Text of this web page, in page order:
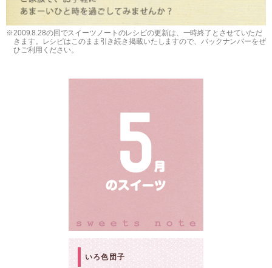
※2009.8.28の回でスイーツノートのレシピの更新は、一時終了とさせていただ
きます。レシピはこのまま引き続き掲載いたしますので、バックナンバーをぜ
ひご利用ください。
いろ色団子